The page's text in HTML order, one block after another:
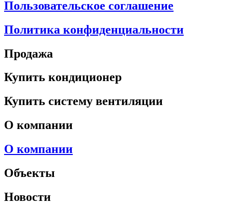
Пользовательское соглашение
Политика конфиденциальности
Продажа
Купить кондиционер
Купить систему вентиляции
О компании
О компании
Объекты
Новости